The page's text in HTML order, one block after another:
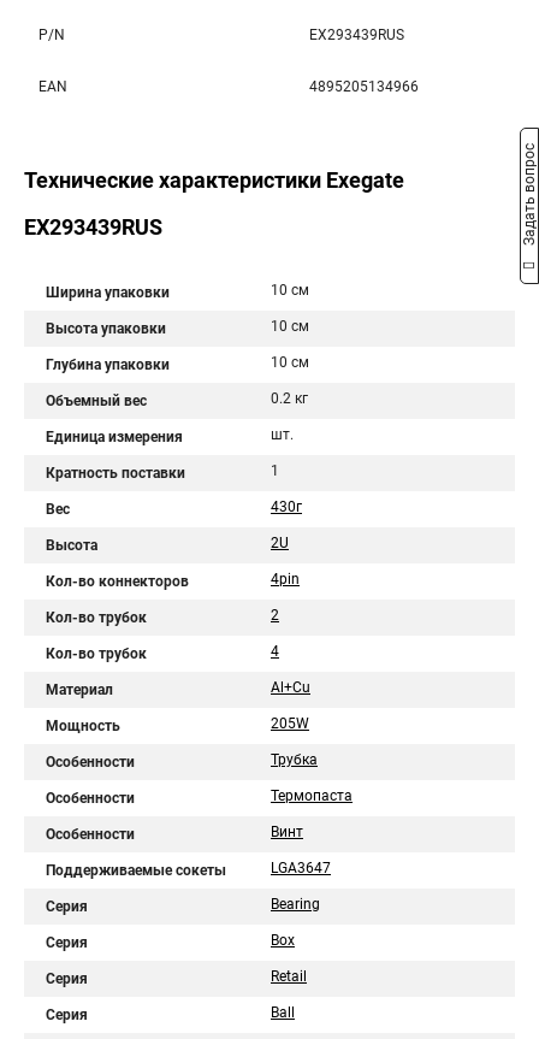
P/N EX293439RUS
EAN 4895205134966
Технические характеристики Exegate
EX293439RUS
Ширина упаковки 10 см
Высота упаковки 10 см
Глубина упаковки 10 см
Объемный вес 0.2 кг
Единица измерения шт.
Кратность поставки 1
Вес 430г
Высота 2U
Кол-во коннекторов 4pin
Кол-во трубок 2
Кол-во трубок 4
Материал Al+Cu
Мощность 205W
Особенности Трубка
Особенности Термопаста
Особенности Винт
Поддерживаемые сокеты LGA3647
Серия Bearing
Серия Box
Серия Retail
Серия Ball
Задать вопрос